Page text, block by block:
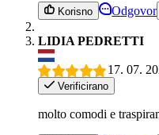
Korisno Odgovor
LIDIA PEDRETTI
17. 07.
Verificirano
molto comodi e